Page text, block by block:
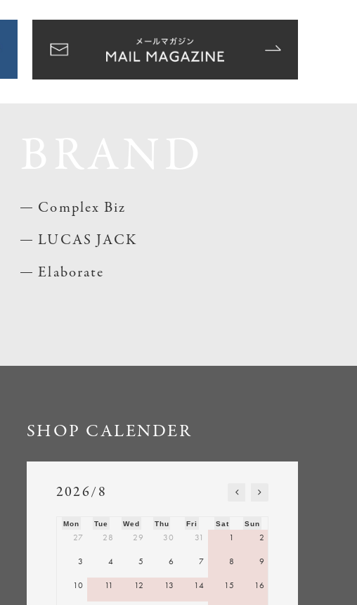
Complex Biz
LUCAS JACK
Elaborate
SHOP CALENDER
2026/8
Mon Tue Wed Thu Fri Sat Sun
27 28 29 30 31 1 2
3 4 5 6 7 8 9
10 11 12 13 14 15 16